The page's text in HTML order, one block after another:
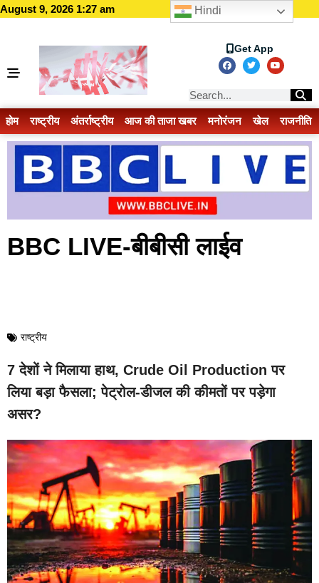
August 9, 2026 1:27 am
Get App
होम राष्ट्रीय अंतर्राष्ट्रीय आज की ताजा खबर मनोरंजन खेल राजनीति
BBC LIVE-बीबीसी लाईव
राष्ट्रीय
7 देशों ने मिलाया हाथ, Crude Oil Production पर
लिया बड़ा फैसला; पेट्रोल-डीजल की कीमतों पर पड़ेगा
असर?
Hindi